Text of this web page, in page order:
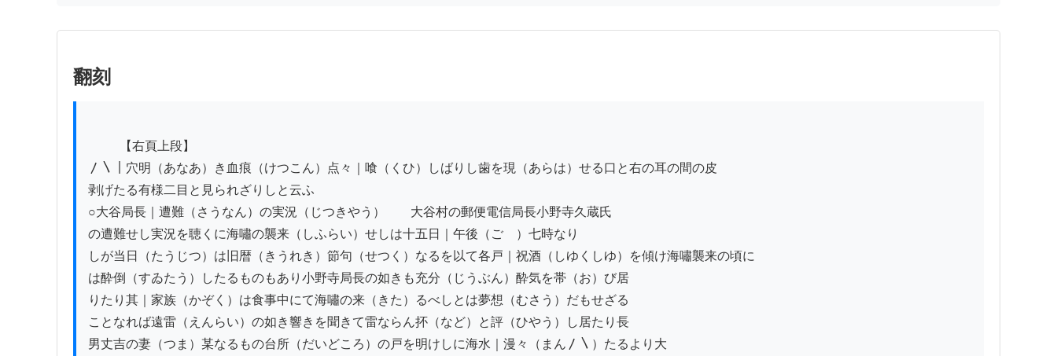
翻刻
〳〵｜穴明（あなあ）き血痕（けつこん）点々｜喰（くひ）しばりし歯を現（あらは）せる口と右の耳の間の皮
剥げたる有様二目と見られざりしと云ふ
○大谷局長｜遭難（さうなん）の実況（じつきやう）　　大谷村の郵便電信局長小野寺久蔵氏
の遭難せし実況を聴くに海嘯の襲来（しふらい）せしは十五日｜午後（ごゞ）七時なり
しが当日（たうじつ）は旧暦（きうれき）節句（せつく）なるを以て各戸｜祝酒（しゆくしゆ）を傾け海嘯襲来の頃に
は酔倒（すゐたう）したるものもあり小野寺局長の如きも充分（じうぶん）酔気を帯（お）び居
りたり其｜家族（かぞく）は食事中にて海嘯の来（きた）るべしとは夢想（むさう）だもせざる
ことなれば遠雷（えんらい）の如き響きを聞きて雷ならん抔（など）と評（ひやう）し居たり長
男丈吉の妻（つま）某なるもの台所（だいどころ）の戸を明けしに海水｜漫々（まん〳〵）たるより大